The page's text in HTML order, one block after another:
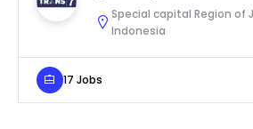
Special capital Region of
Indonesia
17 Jobs